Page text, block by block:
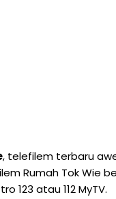
, telefilem terbaru
Rumah Tok Wie
123 atau 112 MyTV.